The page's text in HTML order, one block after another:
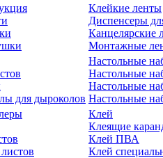
Клейкие ленты
Диспенсеры
Канцелярские
Монтажные
для дыроколов
Настольные
Настольные
Настольные
Настольные
Клей
Клеящие
Клей ПВА
Клей